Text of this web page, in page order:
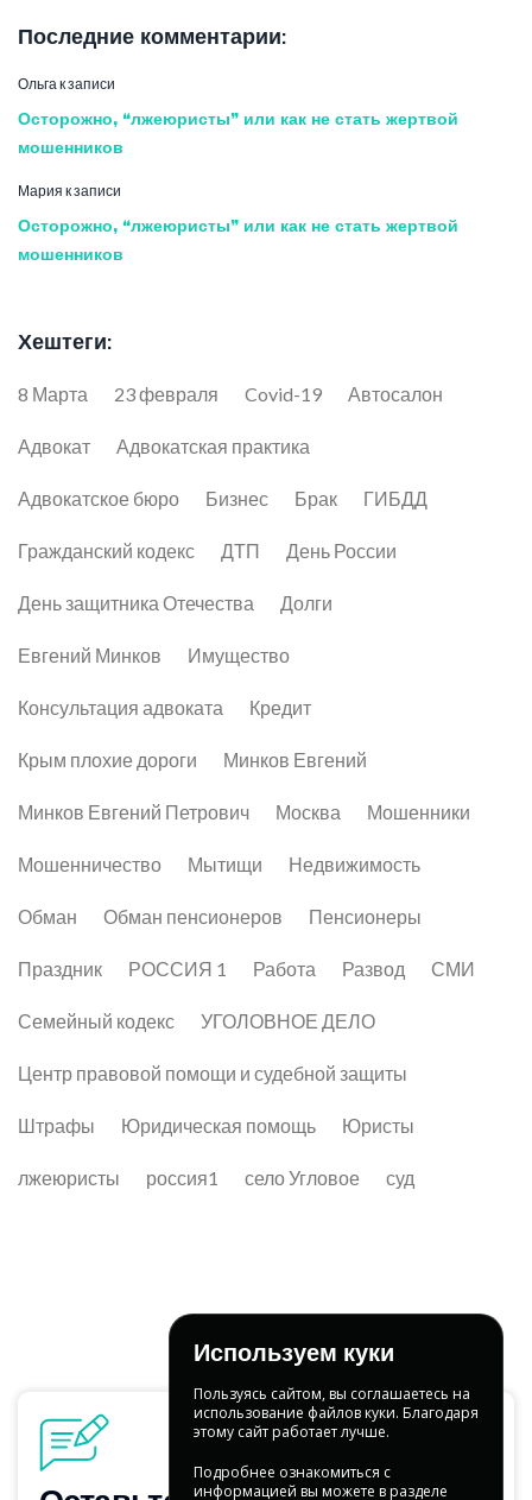
Последние комментарии:
Ольгак записи
Осторожно, “лжеюристы” или как не стать жертвой
мошенников
Мария к записи
Осторожно, “лжеюристы” или как не стать жертвой
мошенников
Хештеги:
8 Марта 23 февраля Covid-19 Автосалон
Адвокат Адвокатская практика
Адвокатское бюро Бизнес Брак ГИБДД
Гражданский кодекс ДТП День России
День защитника Отечества Долги
Евгений Минков Имущество
Консультация адвоката Кредит
Крым плохие дороги Минков Евгений
Минков Евгений Петрович Москва Мошенники
Мошенничество Мытищи Недвижимость
Обман Обман пенсионеров Пенсионеры
Праздник РОССИЯ 1 Работа Развод СМИ
Семейный кодекс УГОЛОВНОЕ ДЕЛО
Центр правовой помощи и судебной защиты
Штрафы Юридическая помощь Юристы
лжеюристы россия1 село Угловое суд
Используем куки
Пользуясь сайтом, вы соглашаетесь на
использование файлов куки. Благодаря
этому сайт работает лучше.
Подробнее ознакомиться с
информацией вы можете в разделе